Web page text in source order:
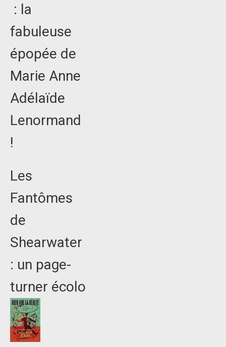
: la
fabuleuse
épopée de
Marie Anne
Adélaïde
Lenormand
!
Les
Fantômes
de
Shearwater
: un page-
turner écolo